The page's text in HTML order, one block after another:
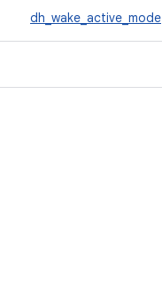
dh_wake_active_mode